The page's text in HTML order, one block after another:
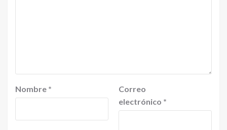
Nombre *
Correo
electrónico *